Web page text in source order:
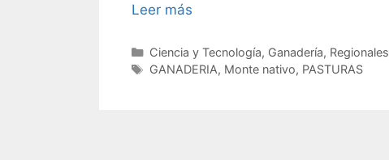
Leer más
Categorías
Ciencia y Tecnología, Ganadería, Regionales
Etiquetas
GANADERIA, Monte nativo, PASTURAS